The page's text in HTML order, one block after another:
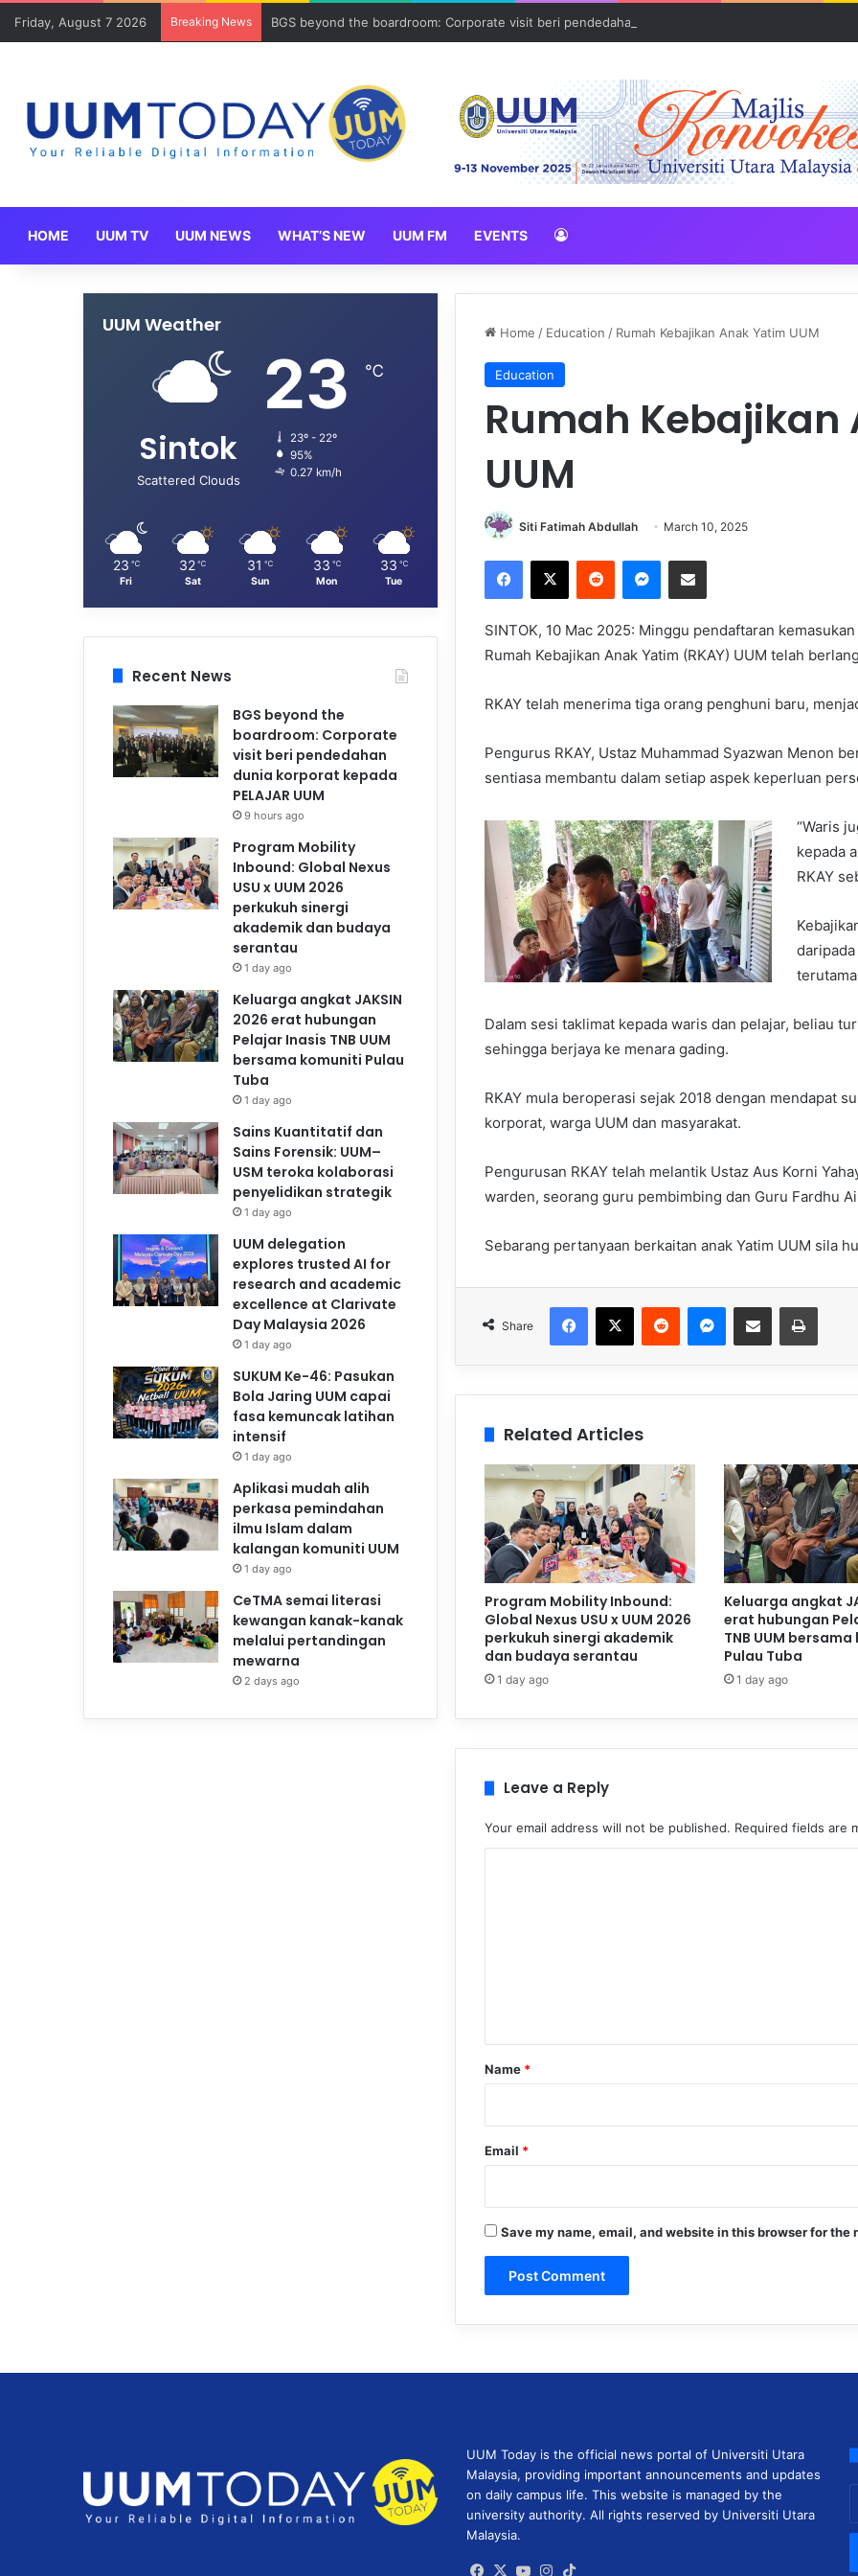
Friday, August 7 2026 Breaking News BGS beyond the boardroom: Corporate visit beri pendedahan dunia korporat kepada PELAJAR
HOME UUM TV UUM NEWS WHAT’S NEW UUM FM EVENTS
Home / Education / Rumah Kebajikan Anak Yatim UUM
Education
Rumah Kebajikan
UUM
Siti Fatimah Abdullah March 10, 2025
SINTOK, 10 Mac 2025: Minggu pendaftaran
Rumah Kebajikan Anak Yatim (RKAY) UUM telah
RKAY telah menerima tiga orang penghuni baru,
Pengurus RKAY, Ustaz Muhammad Syazwan Menon
sentiasa membantu dalam setiap aspek keperluan
“Waris
kepada
RKAY
Dalam sesi taklimat kepada waris dan pelajar, beliau
sehingga berjaya ke menara gading.
RKAY mula beroperasi sejak 2018 dengan mendapat
korporat, warga UUM dan masyarakat.
Pengurusan RKAY telah melantik Ustaz Aus Korni
warden, seorang guru pembimbing dan Guru Fardhu
Sebarang pertanyaan berkaitan anak Yatim UUM sila
Share
Related Articles
Program Mobility Inbound:
Global Nexus USU x UUM 2026
perkukuh sinergi akademik
dan budaya serantau
1 day ago
Keluarga angkat
erat hubungan
TNB UUM
Pulau Tuba
1 day ago
Leave a Reply
Your email address will not be published. Required fields are
*
Name *
Email *
Save my name, email, and website in this browser for the
UUM Weather
Sintok
Scattered Clouds
23 ℃
23º - 22º
95%
0.27 km/h
23 ℃
Fri
32 ℃
Sat
31 ℃
Sun
33 ℃
Mon
33 ℃
Tue
Recent News
BGS beyond the
boardroom: Corporate
visit beri pendedahan
dunia korporat kepada
PELAJAR UUM
9 hours ago
Program Mobility
Inbound: Global Nexus
USU x UUM 2026
perkukuh sinergi
akademik dan budaya
serantau
1 day ago
Keluarga angkat JAKSIN
2026 erat hubungan
Pelajar Inasis TNB UUM
bersama komuniti Pulau
Tuba
1 day ago
Sains Kuantitatif dan
Sains Forensik: UUM–
USM teroka kolaborasi
penyelidikan strategik
1 day ago
UUM delegation
explores trusted AI for
research and academic
excellence at Clarivate
Day Malaysia 2026
1 day ago
SUKUM Ke-46: Pasukan
Bola Jaring UUM capai
fasa kemuncak latihan
intensif
1 day ago
Aplikasi mudah alih
perkasa pemindahan
ilmu Islam dalam
kalangan komuniti UUM
1 day ago
CeTMA semai literasi
kewangan kanak-kanak
melalui pertandingan
mewarna
2 days ago
UUM Today is the official news portal of Universiti Utara
Malaysia, providing important announcements and updates
on daily campus life. This website is managed by the
university authority. All rights reserved by Universiti Utara
Malaysia.
Facebook
X YouTubeInstagram